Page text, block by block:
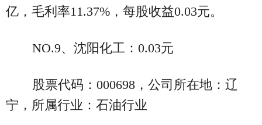
亿，毛利率11.37%，每股收益0.03元。
NO.9、沈阳化工：0.03元
股票代码：000698，公司所在地：辽
宁，所属行业：石油行业